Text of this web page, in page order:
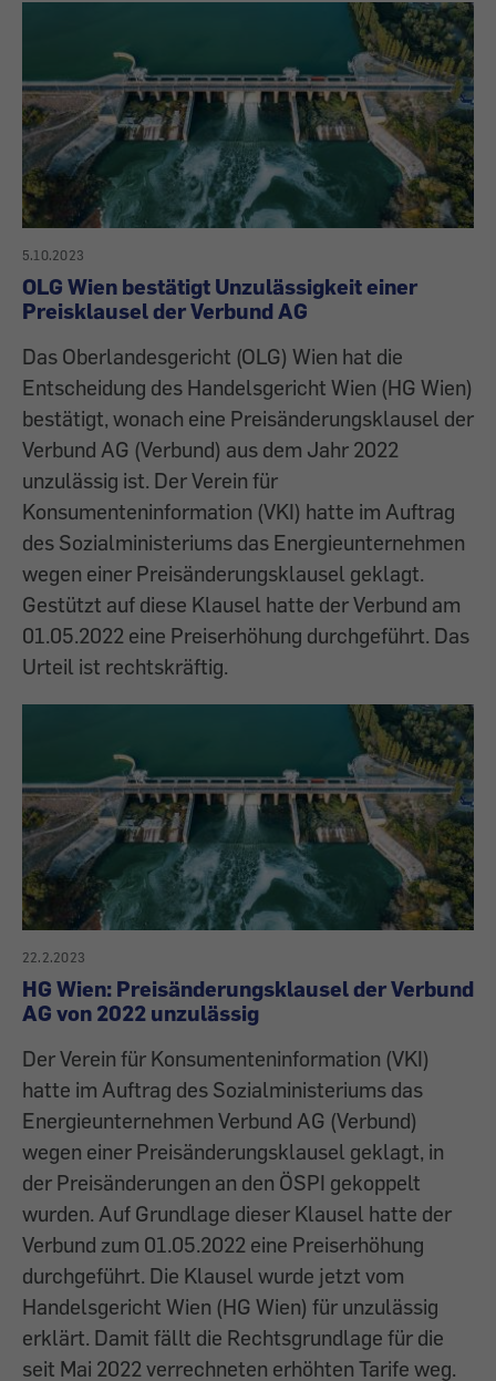
5.10.2023
OLG Wien bestätigt Unzulässigkeit einer
Preisklausel der Verbund AG
Das Oberlandesgericht (OLG) Wien hat die
Entscheidung des Handelsgericht Wien (HG Wien)
bestätigt, wonach eine Preisänderungsklausel der
Verbund AG (Verbund) aus dem Jahr 2022
unzulässig ist. Der Verein für
Konsumenteninformation (VKI) hatte im Auftrag
des Sozialministeriums das Energieunternehmen
wegen einer Preisänderungsklausel geklagt.
Gestützt auf diese Klausel hatte der Verbund am
01.05.2022 eine Preiserhöhung durchgeführt. Das
Urteil ist rechtskräftig.
22.2.2023
HG Wien: Preisänderungsklausel der Verbund
AG von 2022 unzulässig
Der Verein für Konsumenteninformation (VKI)
hatte im Auftrag des Sozialministeriums das
Energieunternehmen Verbund AG (Verbund)
wegen einer Preisänderungsklausel geklagt, in
der Preisänderungen an den ÖSPI gekoppelt
wurden. Auf Grundlage dieser Klausel hatte der
Verbund zum 01.05.2022 eine Preiserhöhung
durchgeführt. Die Klausel wurde jetzt vom
Handelsgericht Wien (HG Wien) für unzulässig
erklärt. Damit fällt die Rechtsgrundlage für die
seit Mai 2022 verrechneten erhöhten Tarife weg.